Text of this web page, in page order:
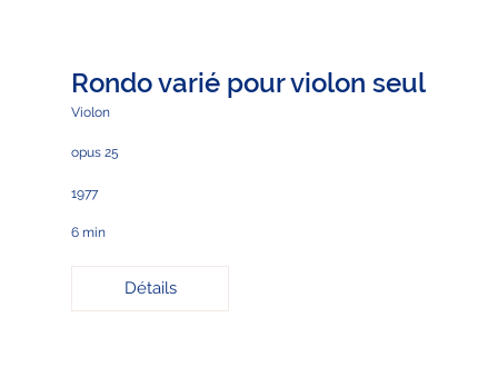
Rondo varié pour violon seul
Violon
opus 25
1977
6 min
Détails